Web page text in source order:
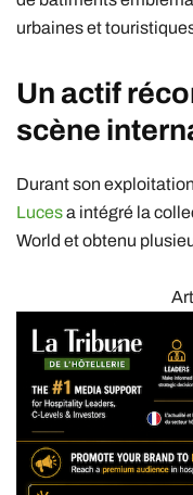
urbaines et
Un actif
scène
Durant son
Lucesa intégré la
World et obtenu